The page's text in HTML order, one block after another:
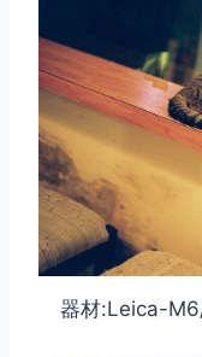
器材:Leica-